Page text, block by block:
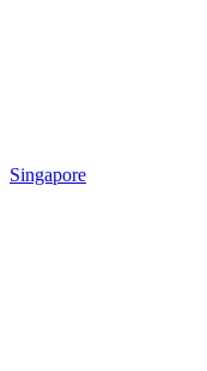
Singapore